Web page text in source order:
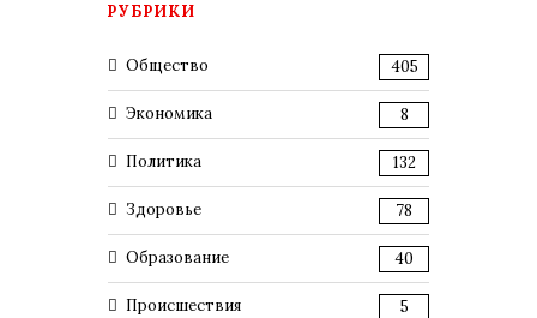
РУБРИКИ
Общество 405
Экономика 8
Политика 132
Здоровье 78
Образование 40
Происшествия 5